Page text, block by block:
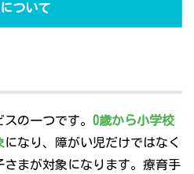
ついて
の一つです。 0歳から小学校
になり、障がい児だけではなく
まが対象になります。療育手